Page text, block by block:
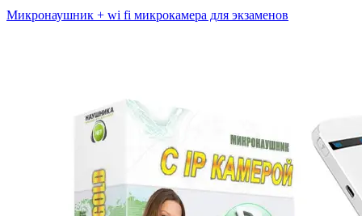
Микронаушник + wi fi микрокамера для экзаменов